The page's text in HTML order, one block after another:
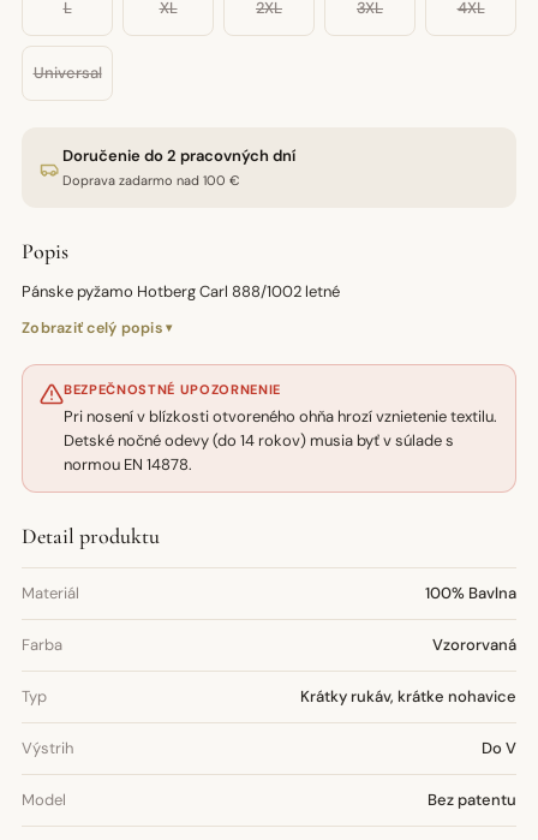
L XL 2XL 3XL 4XL
Universal
Doručenie do 2 pracovných dní
Doprava zadarmo nad 100 €
Popis
Pánske pyžamo Hotberg Carl 888/1002 letné
Zobraziť celý popis
BEZPEČNOSTNÉ UPOZORNENIE
Pri nosení v blízkosti otvoreného ohňa hrozí vznietenie textilu.
Detské nočné odevy (do 14 rokov) musia byť v súlade s
normou EN 14878.
Detail produktu
Materiál 100% Bavlna
Farba Vzororvaná
Typ Krátky rukáv, krátke nohavice
Výstrih Do V
Model Bez patentu